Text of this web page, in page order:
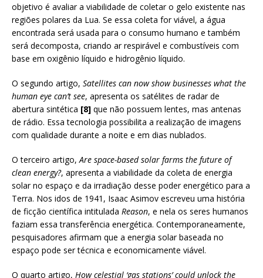
objetivo é avaliar a viabilidade de coletar o gelo existente nas
regiões polares da Lua. Se essa coleta for viável, a água
encontrada será usada para o consumo humano e também
será decomposta, criando ar respirável e combustíveis com
base em oxigênio líquido e hidrogênio líquido.
O segundo artigo, Satellites can now show businesses what the
human eye can’t see, apresenta os satélites de radar de
abertura sintética [8] que não possuem lentes, mas antenas
de rádio. Essa tecnologia possibilita a realização de imagens
com qualidade durante a noite e em dias nublados.
O terceiro artigo,Are space-based solar farms the future of
clean energy?, apresenta a viabilidade da coleta de energia
solar no espaço e da irradiação desse poder energético para a
Terra. Nos idos de 1941, Isaac Asimov escreveu uma história
de ficção científica intitulada Reason, e nela os seres humanos
faziam essa transferência energética. Contemporaneamente,
pesquisadores afirmam que a energia solar baseada no
espaço pode ser técnica e economicamente viável.
O quarto artigo, How celestial ‘gas stations’ could unlock the